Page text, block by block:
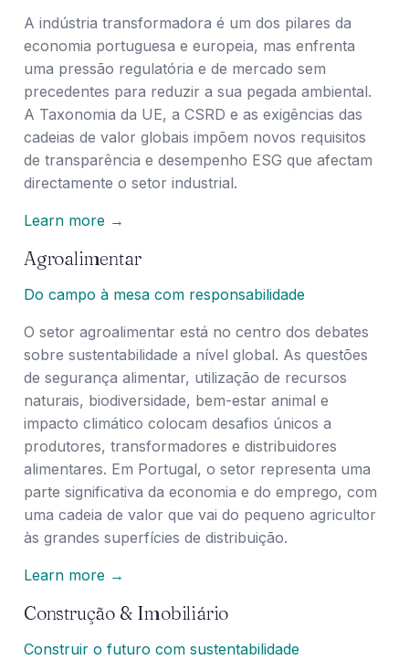
A indústria transformadora é um dos pilares da
economia portuguesa e europeia, mas enfrenta
uma pressão regulatória e de mercado sem
precedentes para reduzir a sua pegada ambiental.
A Taxonomia da UE, a CSRD e as exigências das
cadeias de valor globais impõem novos requisitos
de transparência e desempenho ESG que afectam
directamente o setor industrial.
Learn more →
Agroalimentar
Do campo à mesa com responsabilidade
O setor agroalimentar está no centro dos debates
sobre sustentabilidade a nível global. As questões
de segurança alimentar, utilização de recursos
naturais, biodiversidade, bem-estar animal e
impacto climático colocam desafios únicos a
produtores, transformadores e distribuidores
alimentares. Em Portugal, o setor representa uma
parte significativa da economia e do emprego, com
uma cadeia de valor que vai do pequeno agricultor
às grandes superfícies de distribuição.
Learn more →
Construção & Imobiliário
Construir o futuro com sustentabilidade